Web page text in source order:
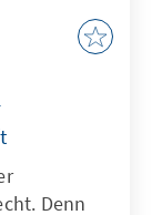
Denn